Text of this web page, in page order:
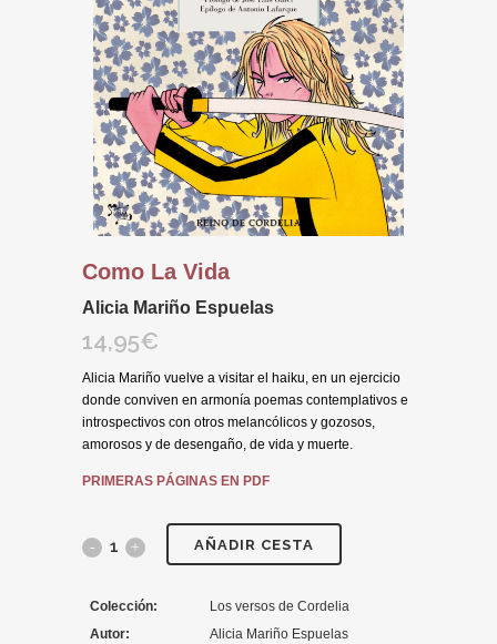
Como La Vida
Alicia Mariño Espuelas
14,95€
Alicia Mariño vuelve a visitar el haiku, en un ejercicio
donde conviven en armonía poemas contemplativos e
introspectivos con otros melancólicos y gozosos,
amorosos y de desengaño, de vida y muerte.
PRIMERAS PÁGINAS EN PDF
AÑADIR CESTA
Colección:
Los versos de Cordelia
Autor:
Alicia Mariño Espuelas